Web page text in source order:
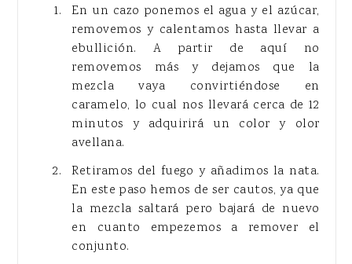
En un cazo ponemos el agua y el azúcar,
removemos y calentamos hasta llevar a
ebullición. A partir de aquí no
removemos más y dejamos que la
mezcla vaya convirtiéndose en
caramelo, lo cual nos llevará cerca de 12
minutos y adquirirá un color y olor
avellana.
Retiramos del fuego y añadimos la nata.
En este paso hemos de ser cautos, ya que
la mezcla saltará pero bajará de nuevo
en cuanto empezemos a remover el
conjunto.